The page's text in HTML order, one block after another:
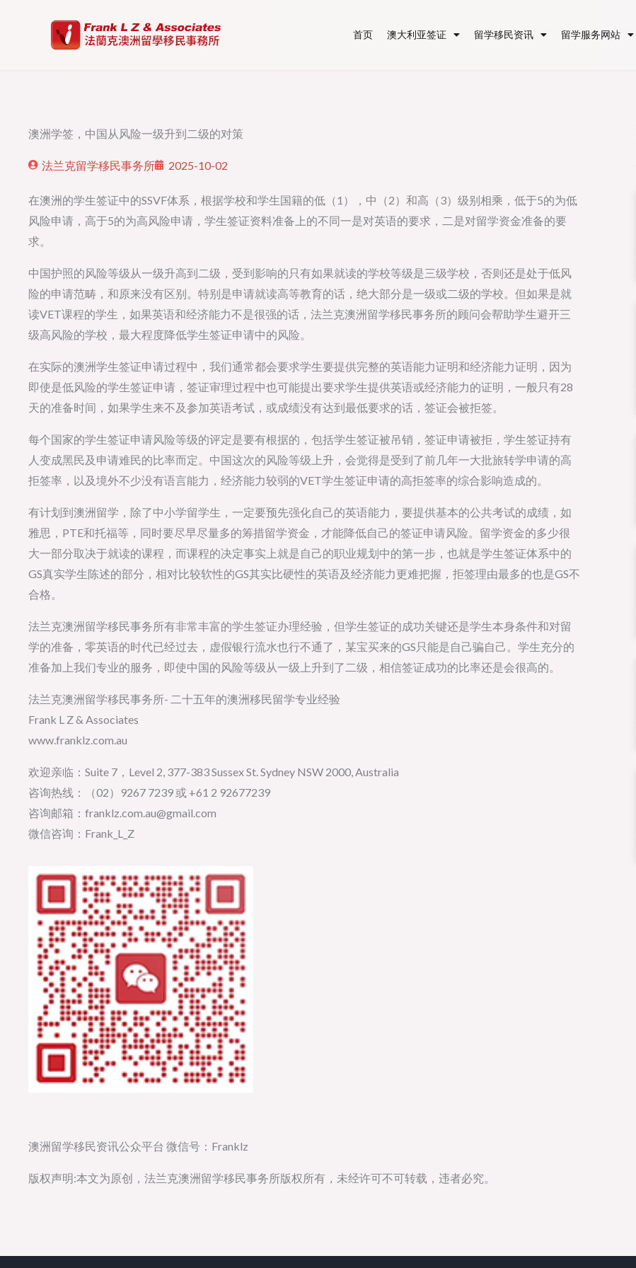
首页 澳大利亚签证 留学移民资讯 留学服务网站
澳洲学签，中国从风险一级升到二级的对策
法兰克留学移民事务所 2025-10-02
在澳洲的学生签证中的SSVF体系，根据学校和学生国籍的低（1），中（2）和高（3）级别相乘，低于5的为低
风险申请，高于5的为高风险申请，学生签证资料准备上的不同一是对英语的要求，二是对留学资金准备的要
求。
中国护照的风险等级从一级升高到二级，受到影响的只有如果就读的学校等级是三级学校，否则还是处于低风
险的申请范畴，和原来没有区别。特别是申请就读高等教育的话，绝大部分是一级或二级的学校。但如果是就
读VET课程的学生，如果英语和经济能力不是很强的话，法兰克澳洲留学移民事务所的顾问会帮助学生避开三
级高风险的学校，最大程度降低学生签证申请中的风险。
在实际的澳洲学生签证申请过程中，我们通常都会要求学生要提供完整的英语能力证明和经济能力证明，因为
即使是低风险的学生签证申请，签证审理过程中也可能提出要求学生提供英语或经济能力的证明，一般只有28
天的准备时间，如果学生来不及参加英语考试，或成绩没有达到最低要求的话，签证会被拒签。
每个国家的学生签证申请风险等级的评定是要有根据的，包括学生签证被吊销，签证申请被拒，学生签证持有
人变成黑民及申请难民的比率而定。中国这次的风险等级上升，会觉得是受到了前几年一大批旅转学申请的高
拒签率，以及境外不少没有语言能力，经济能力较弱的VET学生签证申请的高拒签率的综合影响造成的。
有计划到澳洲留学，除了中小学留学生，一定要预先强化自己的英语能力，要提供基本的公共考试的成绩，如
雅思，PTE和托福等，同时要尽早尽量多的筹措留学资金，才能降低自己的签证申请风险。留学资金的多少很
大一部分取决于就读的课程，而课程的决定事实上就是自己的职业规划中的第一步，也就是学生签证体系中的
GS真实学生陈述的部分，相对比较软性的GS其实比硬性的英语及经济能力更难把握，拒签理由最多的也是GS不
合格。
法兰克澳洲留学移民事务所有非常丰富的学生签证办理经验，但学生签证的成功关键还是学生本身条件和对留
学的准备，零英语的时代已经过去，虚假银行流水也行不通了，某宝买来的GS只能是自己骗自己。学生充分的
准备加上我们专业的服务，即使中国的风险等级从一级上升到了二级，相信签证成功的比率还是会很高的。
法兰克澳洲留学移民事务所- 二十五年的澳洲移民留学专业经验
Frank L Z & Associates
www.franklz.com.au
欢迎亲临：Suite 7，Level 2, 377-383 Sussex St. Sydney NSW 2000, Australia
咨询热线：（02）9267 7239 或 +61 2 92677239
咨询邮箱：franklz.com.au@gmail.com
微信咨询：Frank_L_Z
澳洲留学移民资讯公众平台 微信号：Franklz
版权声明:本文为原创，法兰克澳洲留学移民事务所版权所有，未经许可不可转载，违者必究。